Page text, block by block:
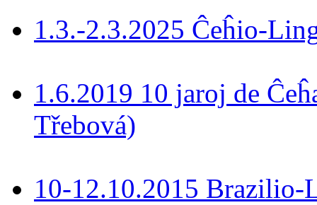
1.3.-2.3.2025 Ĉeĥio-
1.6.2019 10 jaroj de
Třebová)
10-12.10.2015